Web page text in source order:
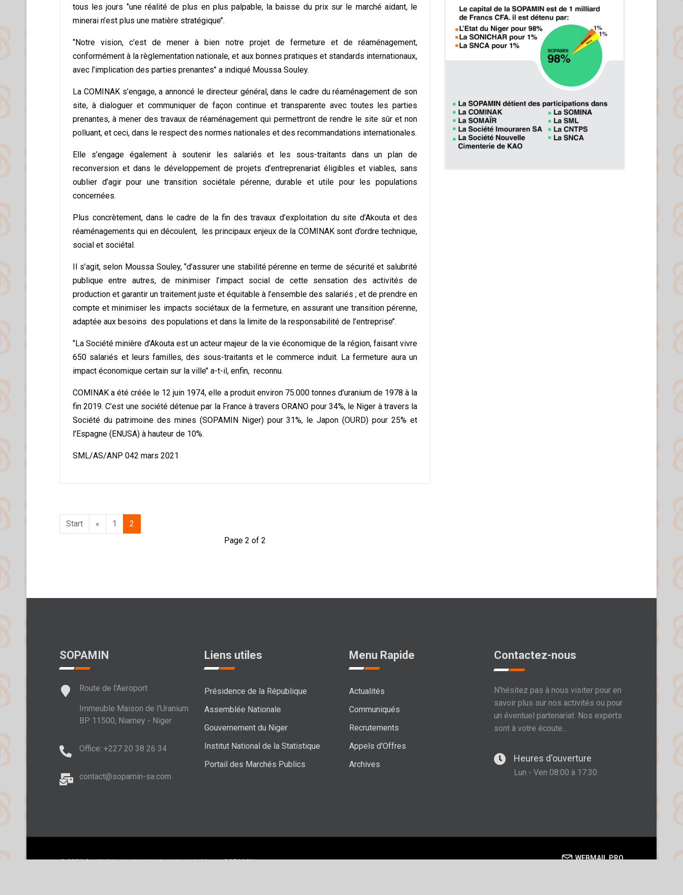
tous les jours ‘’une réalité de plus en plus palpable, la baisse du prix sur le marché aidant, le
minerai n’est plus une matière stratégique’’.
‘’Notre vision, c’est de mener à bien notre projet de fermeture et de réaménagement,
conformément à la règlementation nationale, et aux bonnes pratiques et standards internationaux,
avec l’implication des parties prenantes’’ a indiqué Moussa Souley.
La COMINAK s’engage, a annoncé le directeur général, dans le cadre du réaménagement de son
site, à dialoguer et communiquer de façon continue et transparente avec toutes les parties
prenantes, à mener des travaux de réaménagement qui permettront de rendre le site sûr et non
polluant, et ceci, dans le respect des normes nationales et des recommandations internationales.
Elle s’engage également à soutenir les salariés et les sous-traitants dans un plan de
reconversion et dans le développement de projets d’entreprenariat éligibles et viables, sans
oublier d’agir pour une transition sociétale pérenne, durable et utile pour les populations
concernées.
Plus concrètement, dans le cadre de la fin des travaux d’exploitation du site d’Akouta et des
réaménagements qui en découlent, les principaux enjeux de la COMINAK sont d’ordre technique,
social et sociétal.
Il s’agit, selon Moussa Souley, ‘’d’assurer une stabilité pérenne en terme de sécurité et salubrité
publique entre autres, de minimiser l’impact social de cette sensation des activités de
production et garantir un traitement juste et équitable à l’ensemble des salariés ; et de prendre en
compte et minimiser les impacts sociétaux de la fermeture, en assurant une transition pérenne,
adaptée aux besoins des populations et dans la limite de la responsabilité de l’entreprise’’.
‘’La Société minière d’Akouta est un acteur majeur de la vie économique de la région, faisant vivre
650 salariés et leurs familles, des sous-traitants et le commerce induit. La fermeture aura un
impact économique certain sur la ville’’ a-t-il, enfin, reconnu.
COMINAK a été créée le 12 juin 1974, elle a produit environ 75.000 tonnes d’uranium de 1978 à la
fin 2019. C’est une société détenue par la France à travers ORANO pour 34%, le Niger à travers la
Société du patrimoine des mines (SOPAMIN Niger) pour 31%, le Japon (OURD) pour 25% et
l’Espagne (ENUSA) à hauteur de 10%.
SML/AS/ANP 042 mars 2021
Start « 1
2
Page 2 of 2
SOPAMIN
Route de l'Aeroport
Immeuble Maison de l'Uranium
BP 11500, Niamey - Niger
Office: +227 20 38 26 34
contact@sopamin-sa.com
Liens utiles
Présidence de la République
Assemblée Nationale
Gouvernement du Niger
Institut National de la Statistique
Portail des Marchés Publics
Menu Rapide
Actualités
Communiqués
Recrutements
Appels d'Offres
Archives
Contactez-nous
N'hésitez pas à nous visiter pour en
savoir plus sur nos activités ou pour
un éventuel partenariat. Nos experts
sont à votre écoute...
Heures d'ouverture
Lun - Ven 08:00 à 17:30
© 2026 Société du patrimoine des mines du Niger - SOPAMIN WEBMAIL PRO